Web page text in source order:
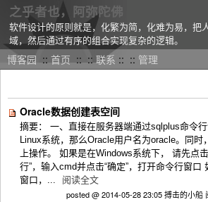
之乎者也，阿弥陀佛
软件设计的原则就是，化繁为简，化难为易，把
域，然后通过有序的组合实现复杂的逻辑。
博客园 :: 首页 :: ::联系 :: :: 管理
Oracle数据创建表空间
摘要： 一、直接在服务器端通过sqlplus命令
Linux系统，那么Oracle用户名为oracle。同
上操作。 如果是在Windows系统下， 请先点
行”，输入cmd并点击“确定”，打开命令行窗口
窗口，...
阅读全文
posted @ 2014-05-28 23:05 搏击的小船